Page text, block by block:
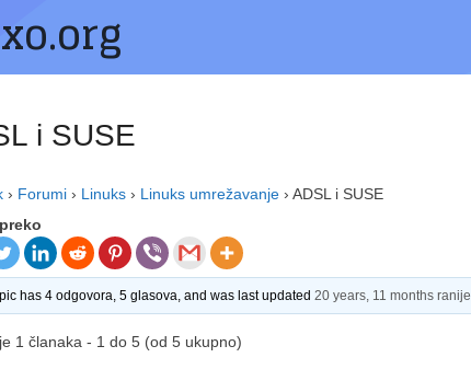
i SUSE
› Forumi › Linuks › Linuks umrežavanje › ADSL i SUSE
has 4 odgovora, 5 glasova, and was last updated20 years, 11 months ranije
1 članaka - 1 do 5 (od 5 ukupno)